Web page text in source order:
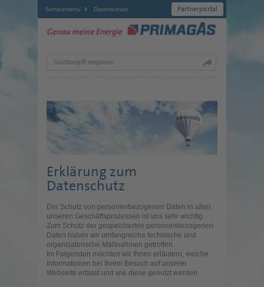
Partnerportal
Servicemenü Datenschutz
Suchbegriff eingeben
Erklärung zum
Datenschutz
Der Schutz von personenbezogenen Daten in allen
unseren Geschäftsprozessen ist uns sehr wichtig.
Zum Schutz der gespeicherten personenbezogenen
Daten haben wir umfangreiche technische und
organisatorische Maßnahmen getroffen.
Im Folgenden möchten wir Ihnen erläutern, welche
Informationen bei Ihrem Besuch auf unserer
Webseite erfasst und wie diese genutzt werden.